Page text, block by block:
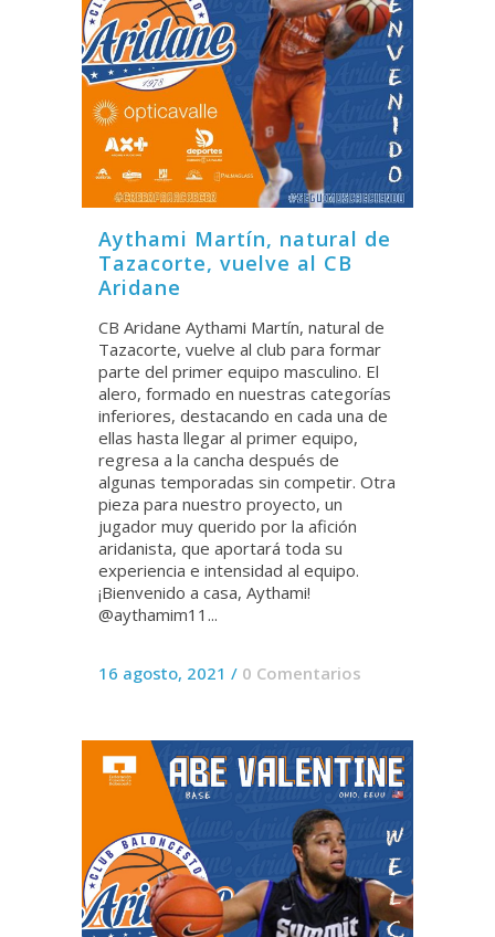
Aythami Martín, natural de
Tazacorte, vuelve al CB
Aridane
CB Aridane Aythami Martín, natural de
Tazacorte, vuelve al club para formar
parte del primer equipo masculino. El
alero, formado en nuestras categorías
inferiores, destacando en cada una de
ellas hasta llegar al primer equipo,
regresa a la cancha después de
algunas temporadas sin competir. Otra
pieza para nuestro proyecto, un
jugador muy querido por la afición
aridanista, que aportará toda su
experiencia e intensidad al equipo.
¡Bienvenido a casa, Aythami!
@aythamim11...
16 agosto, 2021 / 0 Comentarios